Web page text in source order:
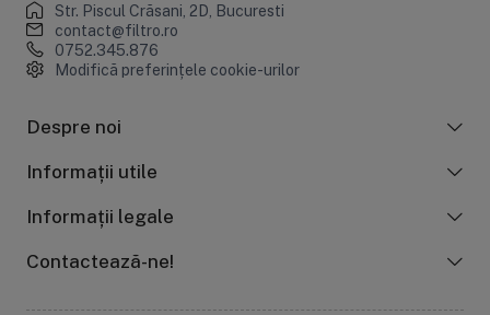
Str. Piscul Crăsani, 2D, Bucuresti
contact@filtro.ro
0752.345.876
Modifică preferințele cookie-urilor
Despre noi
Informații utile
Informații legale
Contactează-ne!